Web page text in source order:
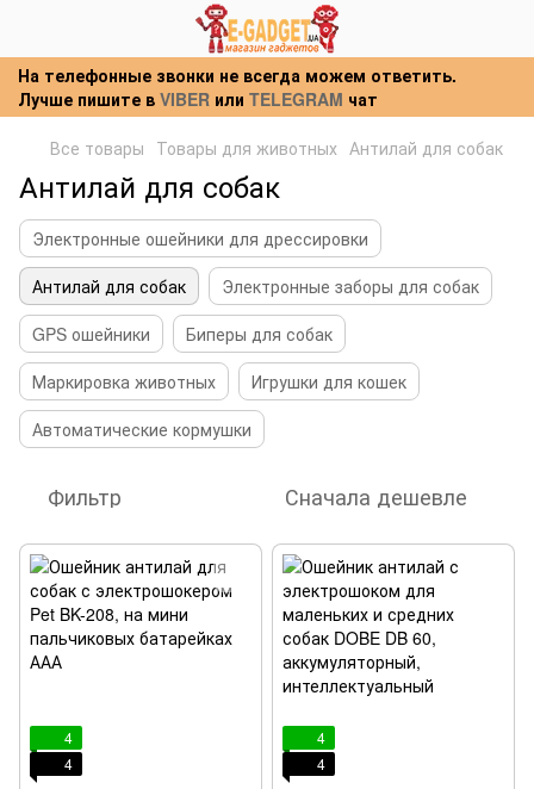
На телефонные звонки не всегда можем ответить.
Лучше пишите в VIBER или TELEGRAM чат
Все товары Товары для животных Антилай для собак
Антилай для собак
Электронные ошейники для дрессировки
Антилай для собак
Электронные заборы для собак
GPS ошейники
Биперы для собак
Маркировка животных
Игрушки для кошек
Автоматические кормушки
Фильтр Сначала дешевле
4
4
4
4